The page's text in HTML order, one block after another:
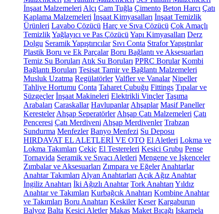
İnşaat Malzemeleri Alçı Cam Tuğla Çimento Beton Harcı Çatı
Kaplama Malzemeleri İnşaat Kimyasalları İnşaat Temizlik
Ürünleri Lavabo Çözücü Harç ve Sıva Çözücü Çok Amaçlı
TemizlikYağlayıcı ve Pas Çözücü Yapı Kimyasalları Derz
Dolgu Seramik Yapıştırıcılar Sıvı Conta Strafor Yapıştırılar
Plastik Boru ve Ek Parçalar Boru Bağlantı ve Aksesuarları
Temiz Su Boruları Atık Su Boruları PPRC Borular Kombi
Bağlantı Boruları Tesisat Tamir ve Bağlantı Malzemeleri
Musluk Uzatma Regülatörler Valfler ve Vanalar Nipeller
Tahliye Hortumu Conta Taharet Çubuğu Fittings Tıpalar ve
Süzgeçler İnşaat Makineleri Elektrikli Vinçler Taşıma
Arabaları Caraskallar Havlupanlar Ahşaplar Masif Paneller
Keresteler Ahşap Seperatörler Ahşap Çatı Malzemeleri Çatı
Penceresi Çatı Merdiveni Ahşap Merdivenler Trabzan
Sundurma Menfezler Banyo Menfezi Su Deposu
HIRDAVAT EL ALETLERİ VE OTO El Aletleri Lokma ve
Lokma Takımları Çekiç El Testereleri Kesici Grubu Pense
Tornavida Seramik ve Sıvacı Aletleri Mengene ve İşkenceler
Zımbalar ve Aksesuarları Zımpara ve Eğeler Anahtarlar
Anahtar Takımları Alyan Anahtarları Açık Ağız Anahtar
İngiliz Anahtarı İki Ağızlı Anahtar Tork Anahtarı Yıldız
Anahtar ve Takımları Kurbağcık Anahtarı Kombine Anahtar
ve Takımları Boru Anahtarı Keskiler Keser Kargaburun
Balyoz Balta Kesici Aletler Makas Maket Bıçağı Iskarpela